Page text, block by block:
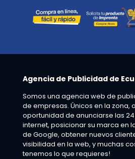
Agencia de Publicidad de
Somos una agencia web de
de empresas. Únicos en la zona,
oportunidad de anunciarse las
internet, posicionar su marca en
de Google, obtener nuevos
visibilidad en la web, y muchas
tenemos lo que requieres!